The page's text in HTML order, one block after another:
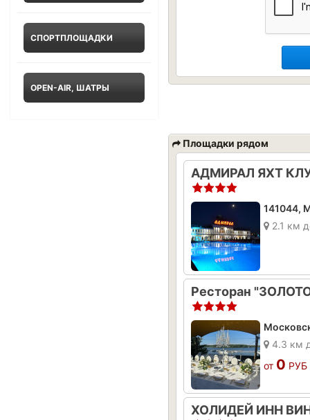
СПОРТПЛОЩАДКИ
OPEN-AIR, ШАТРЫ
Площадки рядом
2.1 км
Ресторан
4.3 км
от 0 РУБ